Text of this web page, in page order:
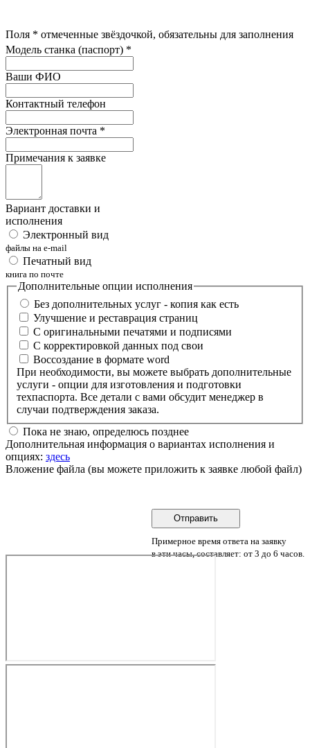
Поля * отмеченные звёздочкой, обязательны для заполнения
Модель станка (паспорт) *
Ваши ФИО
Контактный телефон
Электронная почта *
Примечания к заявке
Вариант доставки и
исполнения
Электронный вид
файлы на e-mail
Печатный вид
книга по почте
Дополнительные опции исполнения
Без дополнительных услуг - копия как есть
Улучшение и реставрация страниц
С оригинальными печатями и подписями
С корректировкой данных под свои
Воссоздание в формате word
При необходимости, вы можете выбрать дополнительные
услуги - опции для изготовления и подготовки
техпаспорта. Все детали с вами обсудит менеджер в
случаи подтверждения заказа.
Пока не знаю, определюсь позднее
Дополнительная информация о вариантах исполнения и
опциях: здесь
Вложение файла (вы можете приложить к заявке любой файл)
Примерное время ответа на заявку
в эти часы, составляет: от 3 до 6 часов.